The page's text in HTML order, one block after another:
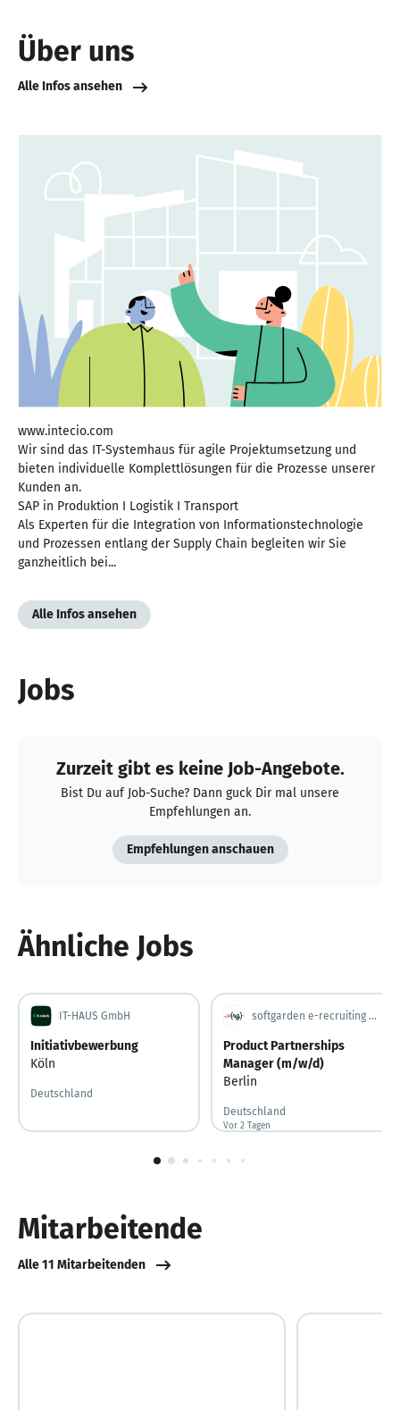
Über uns
Alle Infos ansehen
www.intecio.com
Wir sind das IT-Systemhaus für agile Projektumsetzung und
bieten individuelle Komplettlösungen für die Prozesse unserer
Kunden an.
SAP in Produktion I Logistik I Transport
Als Experten für die Integration von Informationstechnologie
und Prozessen entlang der Supply Chain begleiten wir Sie
ganzheitlich bei...
Alle Infos ansehen
Jobs
Zurzeit gibt es keine Job-Angebote.
Bist Du auf Job-Suche? Dann guck Dir mal unsere
Empfehlungen an.
Empfehlungen anschauen
Ähnliche Jobs
IT-HAUS GmbH
Initiativbewerbung
Köln
Deutschland
softgarden e-recruiting GmbH
Product Partnerships
Manager (m/w/d)
Berlin
Deutschland
Vor 2 Tagen
Vor 2 Tagen veröffentlicht
Mitarbeitende
Alle 11 Mitarbeitenden